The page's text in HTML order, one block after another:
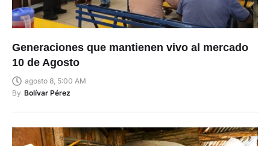
Generaciones que mantienen vivo al mercado
10 de Agosto
agosto 8, 5:00 AM
By Bolívar Pérez